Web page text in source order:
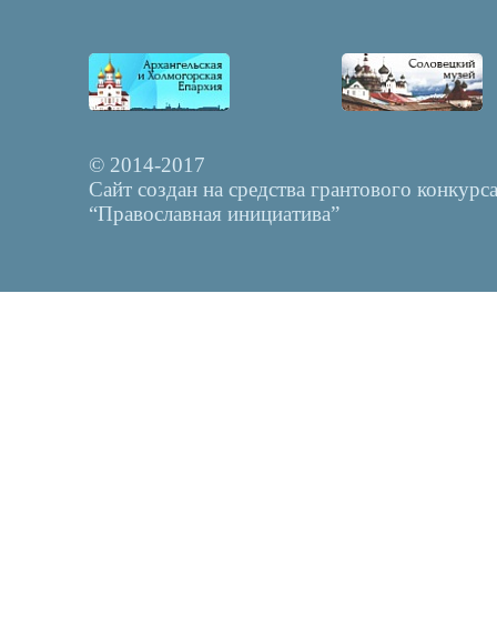
© 2014-2017
Сайт создан на средства грантового конкурса
“Православная инициатива”